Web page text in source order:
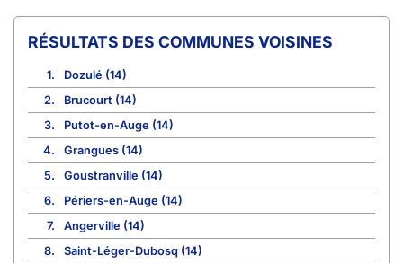
COMMUNES VOISINES
1.
Dozulé (14)
2.
Brucourt (14)
3.
Putot-en-Auge (14)
4.
Grangues (14)
5.
Goustranville (14)
6.
Périers-en-Auge (14)
7.
Angerville (14)
8.
Saint-Léger-Dubosq (14)